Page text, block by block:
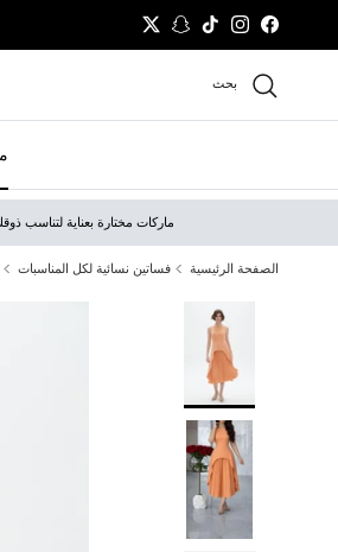
انتقل إلى المحتوى
Facebook
Instagram
TikTok
Snapchat
Twitter
بحث
ماركات مختارة بعناية لتناسب
الصفحة الرئيسية فساتين نسائية لكل المناسبات